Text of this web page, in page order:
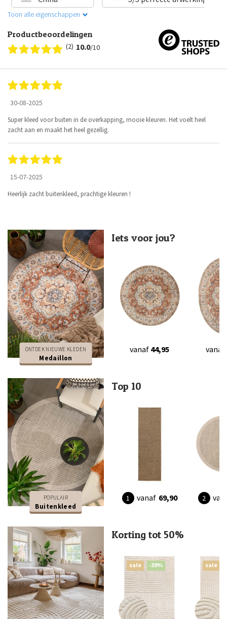
Toon alle eigenschappen
Productbeoordelingen
(2) 10.0/10
30-08-2025
Super kleed voor buiten in de overkapping, mooie kleuren. Het voelt heel
zacht aan en maakt het heel gezellig.
15-07-2025
Heerlijk zacht buitenkleed, prachtige kleuren !
ONTDEK NIEUWE KLEDEN
Medaillon
Iets voor jou?
vanaf 44,95 vanaf
POPULAIR
Buitenkleed
Top 10
vanaf 69,90
Korting tot 50%
sale -39% sale